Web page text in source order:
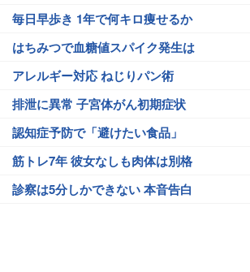
毎日早歩き 1年で何キロ痩せるか
はちみつで血糖値スパイク発生は
アレルギー対応 ねじりパン術
排泄に異常 子宮体がん初期症状
認知症予防で「避けたい食品」
筋トレ7年 彼女なしも肉体は別格
診察は5分しかできない 本音告白